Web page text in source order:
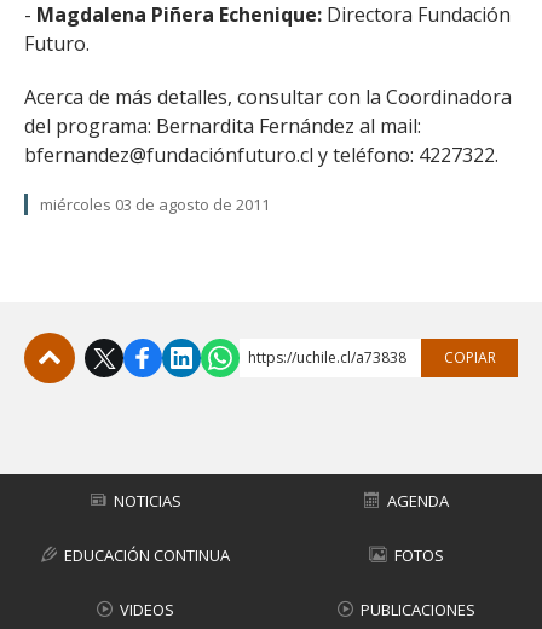
- Magdalena Piñera Echenique: Directora Fundación
Futuro.
Acerca de más detalles, consultar con la Coordinadora
del programa: Bernardita Fernández al mail:
bfernandez@fundaciónfuturo.cl y teléfono: 4227322.
miércoles 03 de agosto de 2011
https://uchile.cl/a73838 COPIAR
NOTICIAS AGENDA
EDUCACIÓN CONTINUA FOTOS
VIDEOS PUBLICACIONES